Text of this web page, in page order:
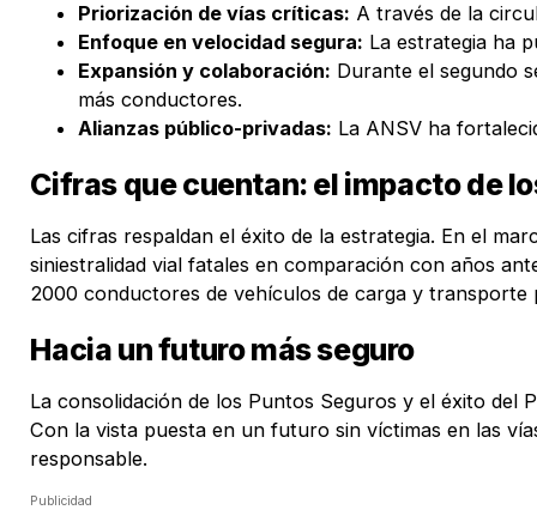
Priorización de vías críticas: A través de la
Enfoque en velocidad segura: La estrategia ha
Expansión y colaboración: Durante el segundo
más conductores.
Alianzas público-privadas: La ANSV ha
Cifras que cuentan: el impacto de
Las cifras respaldan el éxito de la estrategia. En el
siniestralidad vial fatales en comparación con años
2000 conductores de vehículos de carga y transporte
Hacia un futuro más seguro
La consolidación de los Puntos Seguros y el éxito del
Con la vista puesta en un futuro sin víctimas en las
responsable.
Publicidad